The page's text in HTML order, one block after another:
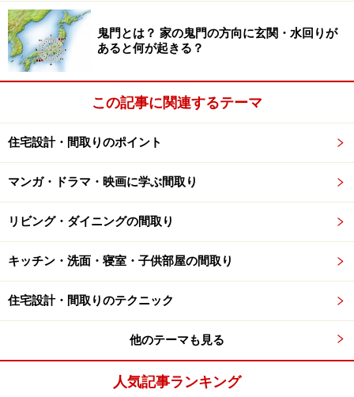
欲しいものから満たしていく
お腹を空かした人の心理状況を考えると、まずは空腹を
満たす物（主食）が必要です。次にデザートなどの副
必要性の高いものの順に並んでいます。この配列こそが
コンビニ最大のポイントです。
人は自然とこの順路に誘導され、混雑時の流れがスムー
ズになります。昼時を過ぎると、雑誌コーナーからドリ
ンクへと、先ほどとは逆回転の流れも出てきます。その
ため壁際の通路は、人が往来できる幅がとられていま
す。
では、中央の陳列棚（中島と呼ばれています）はどうで
しょう。ここには文房具や日用雑貨などが置かれていま
鬼門とは？ 家の鬼門の方向に玄関・水回りが
あると何が起きる？
この記事に関連するテーマ
住宅設計・間取りのポイント
マンガ・ドラマ・映画に学ぶ間取り
リビング・ダイニングの間取り
キッチン・洗面・寝室・子供部屋の間取り
住宅設計・間取りのテクニック
他のテーマも見る
人気記事ランキング